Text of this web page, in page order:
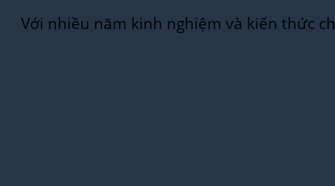
Với nhiều năm kinh nghiệm và kiến thức